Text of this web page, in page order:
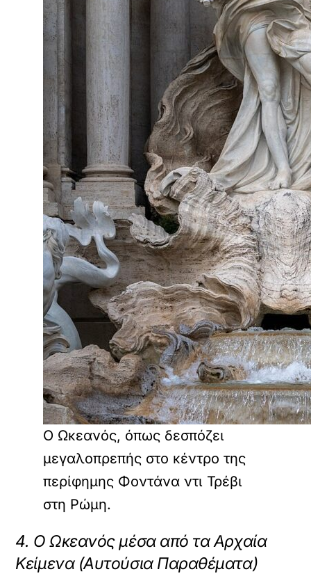
Ο Ωκεανός, όπως δεσπόζει
μεγαλοπρεπής στο κέντρο της
περίφημης Φοντάνα ντι Τρέβι
στη Ρώμη.
4. Ο Ωκεανός μέσα από τα Αρχαία
Κείμενα (Αυτούσια Παραθέματα)